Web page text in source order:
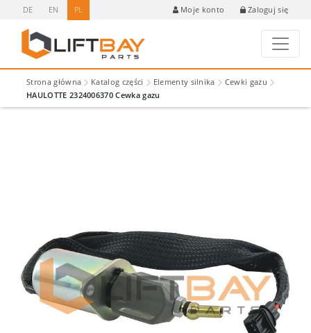
DE EN PL Moje konto Zaloguj się
Strona główna Katalog części Elementy silnika
Cewki gazu
HAULOTTE 2324006370 Cewka gazu